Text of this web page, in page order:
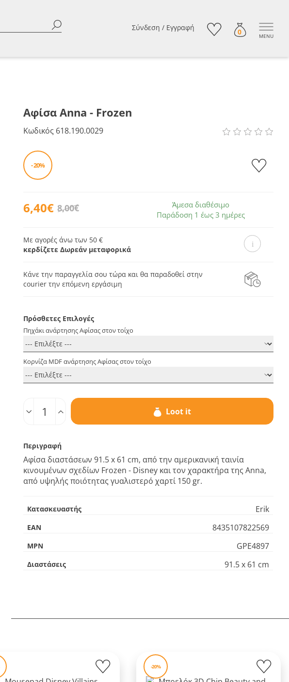
Σύνδεση / Εγγραφή 0 MENU
Αφίσα Anna - Frozen
Κωδικός 618.190.0029
- 20%
6,40€ 8,00€
Άμεσα διαθέσιμο
Παράδοση 1 έως 3 ημέρες
Με αγορές άνω των 50 €
κερδίζετε Δωρεάν μεταφορικά
Κάνε την παραγγελία σου τώρα και θα παραδοθεί στην
courier την επόμενη εργάσιμη
Πρόσθετες Επιλογές
Πηχάκι ανάρτησης Αφίσας στον τοίχο
Κορνίζα MDF ανάρτησης Αφίσας στον τοίχο
Loot it
Περιγραφή
Αφίσα διαστάσεων 91.5 x 61 cm, από την αμερικανική ταινία
κινουμένων σχεδίων Frozen - Disney και τον χαρακτήρα της Anna,
από υψηλής ποιότητας γυαλιστερό χαρτί 150 gr.
Κατασκευαστής Erik
EAN 8435107822569
MPN GPE4897
Διαστάσεις 91.5 x 61 cm
-20%